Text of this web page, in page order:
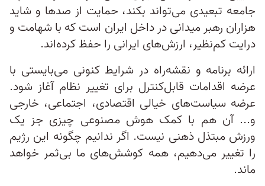
جامعه تبعیدی می‌تواند بکند، حمایت از صدها و شاید
هزاران رهبر میدانی در داخل ایران است که با شهامت و
درایت کم‌نظیر، ارزش‌های ایرانی را حفظ کرده‌اند.
ارائه برنامه و نقشه‌راه در شرایط کنونی می‌بایستی با
عرضه اقدامات قابل‌کنترل برای تغییر نظام آغاز شود.
عرضه سیاست‌های خیالی اقتصادی، اجتماعی، خارجی
و... آن هم با کمک هوش مصنوعی چیزی جز یک
ورزش مبتذل ذهنی نیست. اگر ندانیم چگونه این رژیم
را تغییر می‌دهیم، همه کوشش‌های ما بی‌ثمر خواهد
ماند.